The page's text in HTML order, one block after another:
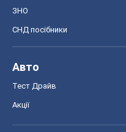
ЗНО
СНД посібники
Авто
Тест Драйв
Акції